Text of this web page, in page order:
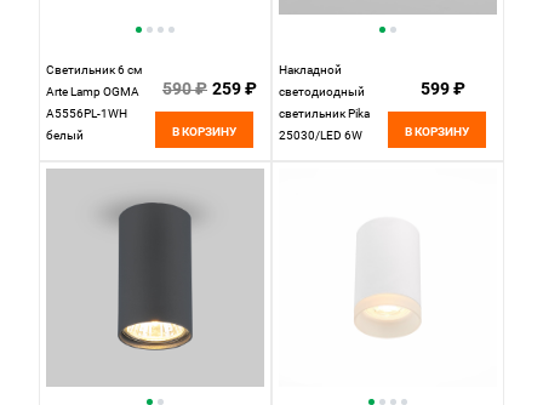
Светильник 6 см
Arte Lamp OGMA
A5556PL-1WH
белый
590 ₽ 259 ₽
В КОРЗИНУ
Накладной
светодиодный
светильник Pika
25030/LED 6W
599 ₽
В КОРЗИНУ